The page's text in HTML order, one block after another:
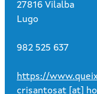
27816 Vilalba
Lugo
982 525 637
https://
crisantosat [at]